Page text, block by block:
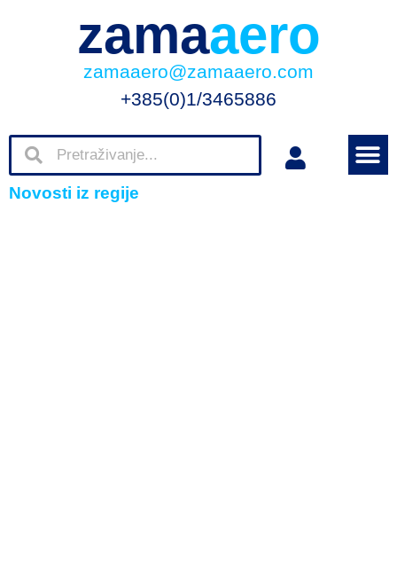
zamaaero
zamaaero@zamaaero.com
+385(0)1/3465886
Novosti iz regije